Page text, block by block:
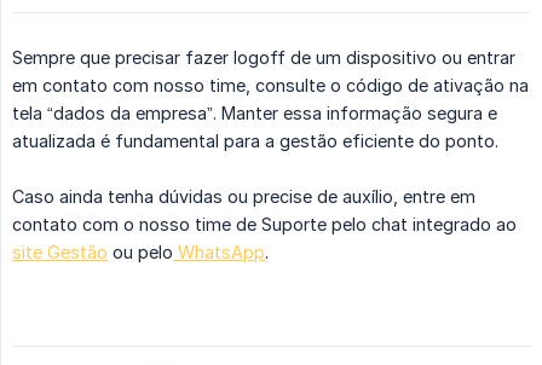
Sempre que precisar fazer logoff de um dispositivo ou entrar
em contato com nosso time, consulte o código de ativação na
tela “dados da empresa”. Manter essa informação segura e
atualizada é fundamental para a gestão eficiente do ponto.
Caso ainda tenha dúvidas ou precise de auxílio, entre em
contato com o nosso time de Suporte pelo chat integrado ao
site Gestão ou pelo WhatsApp.